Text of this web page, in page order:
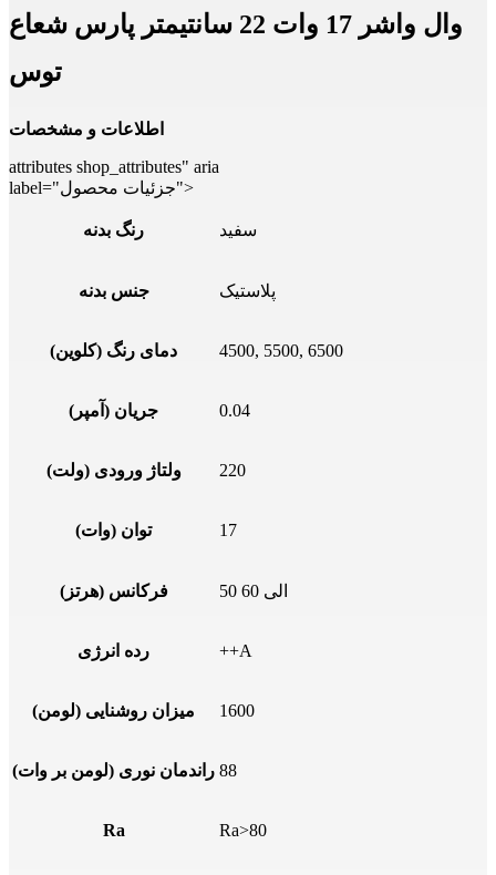
وال واشر 17 وات 22 سانتیمتر پارس شعاع
توس
اطلاعات و مشخصات
attributes shop_attributes" aria
label="جزئیات محصول">
رنگ بدنه سفید
جنس بدنه پلاستیک
دمای رنگ (کلوین) 4500, 5500, 6500
جریان (آمپر) 0.04
ولتاژ ورودی (ولت) 220
توان (وات) 17
فرکانس (هرتز) 50 الی 60
رده انرژی ++A
میزان روشنایی (لومن) 1600
راندمان نوری (لومن بر وات) 88
Ra Ra>80